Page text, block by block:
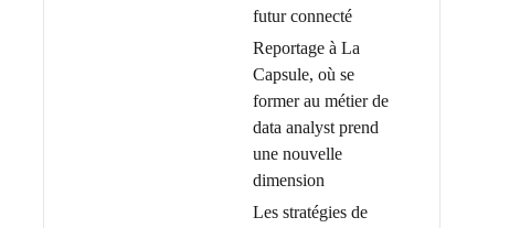
futur connecté
Reportage à La
Capsule, où se
former au métier de
data analyst prend
une nouvelle
dimension
Les stratégies de